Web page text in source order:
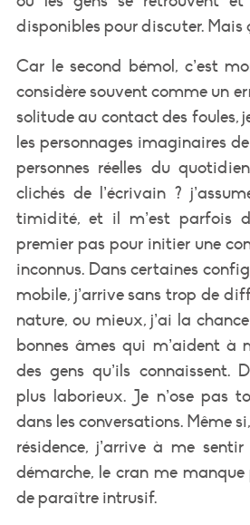
disponibles pour discuter.
Car le second bémol, c’est
considère souvent comme un
solitude au contact des foules,
les personnages imaginaires
personnes réelles du
clichés de l’écrivain ?
timidité, et il m’est parfois
premier pas pour initier une
inconnus. Dans certaines
mobile, j’arrive sans trop de
nature, ou mieux, j’ai la
bonnes âmes qui m’aident à
des gens qu’ils connaissent.
plus laborieux. Je n’ose pas
dans les conversations. Même
résidence, j’arrive à me
démarche, le cran me manque
de paraître intrusif.